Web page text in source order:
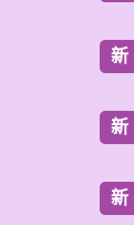
新
新
新